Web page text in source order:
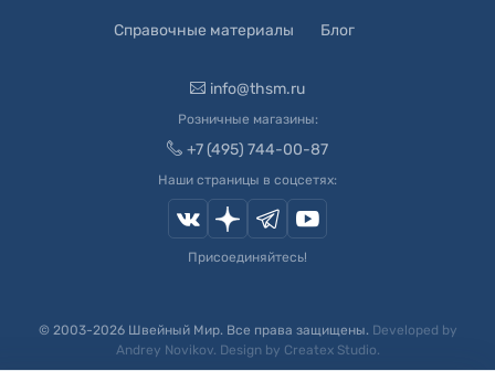
Справочные материалы Блог
info@thsm.ru
Розничные магазины:
+7 (495) 744-00-87
Наши страницы в соцсетях:
Присоединяйтесь!
© 2003-2026Швейный Мир. Все права защищены. Developed by
Andrey Novikov. Design by Createx Studio.